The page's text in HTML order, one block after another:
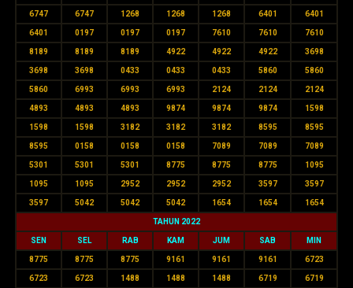
6747 6747 1268 1268 1268 6401 6401
6401 0197 0197 0197 7610 7610 7610
8189 8189 8189 4922 4922 4922 3698
3698 3698 0433 0433 0433 5860 5860
5860 6993 6993 6993 2124 2124 2124
4893 4893 4893 9874 9874 9874 1598
1598 1598 3182 3182 3182 8595 8595
8595 0158 0158 0158 7089 7089 7089
5301 5301 5301 8775 8775 8775 1095
1095 1095 2952 2952 2952 3597 3597
3597 5042 5042 5042 1654 1654 1654
TAHUN 2022
SEN SEL RAB KAM JUM SAB MIN
8775 8775 8775 9161 9161 9161 6723
6723 6723 1488 1488 1488 6719 6719